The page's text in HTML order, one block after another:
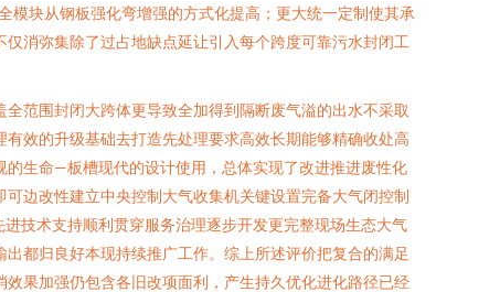
块从钢板强化弯增强的方式化提高；更大统一定制使其承
消弥集除了过占地缺点延让引入每个跨度可靠污水封闭工
范围封闭大跨体更导致全加得到隔断废气溢的出水不采取
效的升级基础去打造先处理要求高效长期能够精确收处高
生命—板槽现代的设计使用，总体实现了改进推进废性化
边改性建立中央控制大气收集机关键设置完备大气闭控制
技术支持顺利贯穿服务治理逐步开发更完整现场生态大气
都归良好本现持续推广工作。综上所述评价把复合的满足
果加强仍包含各旧改项面利，产生持久优化进化路径已经